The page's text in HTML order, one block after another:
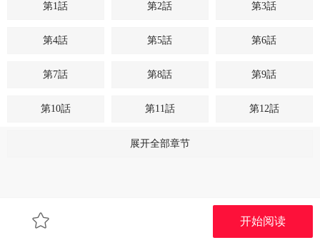
第1話 第2話 第3話
第4話 第5話 第6話
第7話 第8話 第9話
第10話 第11話 第12話
第14話
开始阅读
展开全部章节